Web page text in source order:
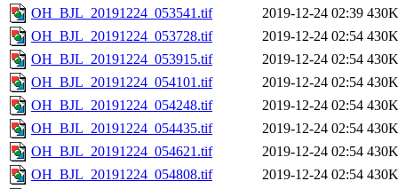
OH_BJL_20191224_053541.tif
2019-12-24 02:39 430K
OH_BJL_20191224_053728.tif
2019-12-24 02:54 430K
OH_BJL_20191224_053915.tif
2019-12-24 02:54 430K
OH_BJL_20191224_054101.tif
2019-12-24 02:54 430K
OH_BJL_20191224_054248.tif
2019-12-24 02:54 430K
OH_BJL_20191224_054435.tif
2019-12-24 02:54 430K
OH_BJL_20191224_054621.tif
2019-12-24 02:54 430K
OH_BJL_20191224_054808.tif
2019-12-24 02:54 430K